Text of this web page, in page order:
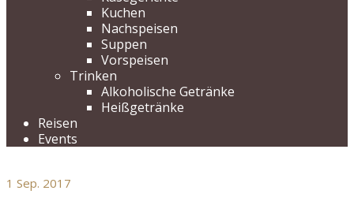
Kuchen
Nachspeisen
Suppen
Vorspeisen
Trinken
Alkoholische Getränke
Heißgetränke
Reisen
Events
1 Sep. 2017